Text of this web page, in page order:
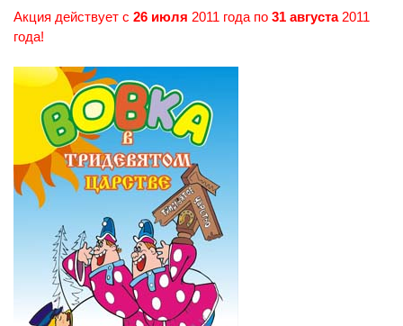
Акция действует с 26 июля 2011 года по 31 августа2011
года!